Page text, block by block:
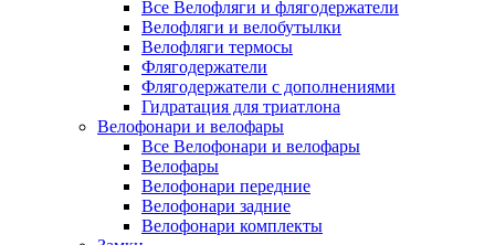
Все Велофляги и флягодержатели
Велофляги и велобутылки
Велофляги термосы
Флягодержатели
Флягодержатели с дополнениями
Гидратация для триатлона
Велофонари и велофары
Все Велофонари и велофары
Велофары
Велофонари передние
Велофонари задние
Велофонари комплекты